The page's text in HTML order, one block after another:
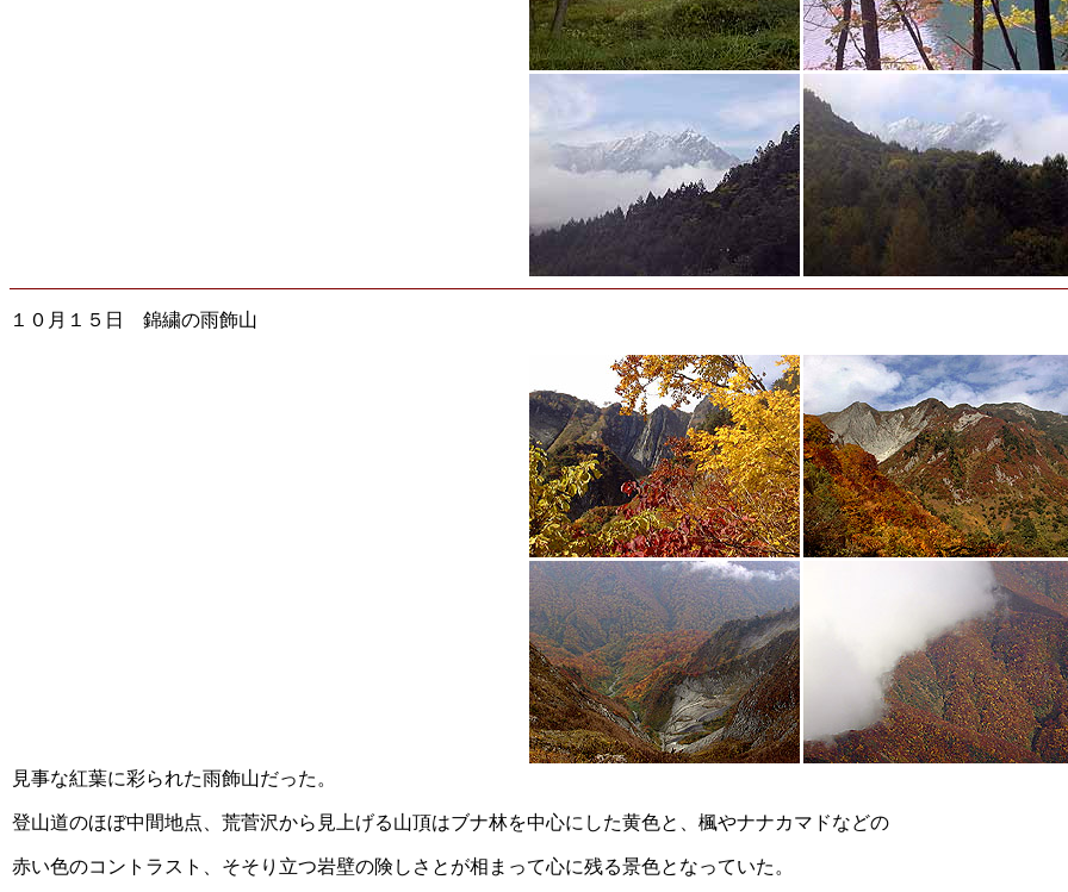
１０月１５日 錦繍の雨飾山
見事な紅葉に彩られた雨飾山だった。
登山道のほぼ中間地点、荒菅沢から見上げる山頂はブナ林を中心にした黄色と、楓やナナカマドなどの
赤い色のコントラスト、そそり立つ岩壁の険しさとが相まって心に残る景色となっていた。